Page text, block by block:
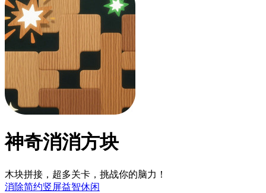
神奇消消方块
木块拼接，超多关卡，挑战你的脑力！
消除简约竖屏益智休闲